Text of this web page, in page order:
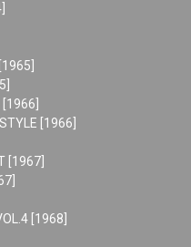
[1966]
[1967]
[1968]